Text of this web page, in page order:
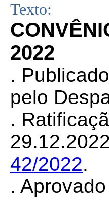
Texto:
2022
.
pelo
.
42/2022.
.